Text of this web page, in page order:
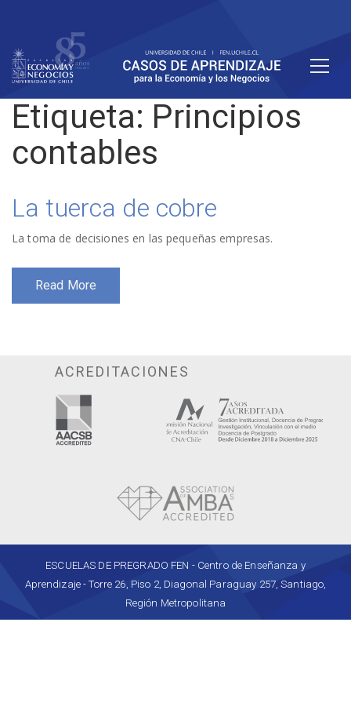
Etiqueta: Principios
contables
La tuerca de cobre
La toma de decisiones en las pequeñas empresas.
Read More
ACREDITACIONES
ESCUELAS DE PREGRADO FEN - Centro de Enseñanza y
Aprendizaje - Torre 26, Piso 2, Diagonal Paraguay 257, Santiago,
Región Metropolitana